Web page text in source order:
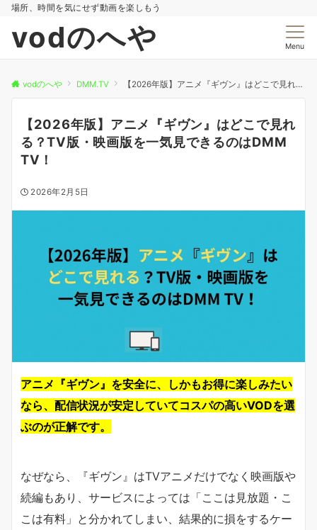
場所、時間を気にせず動画を楽しもう
vodのへや Menu
vodのへや DMM.TV 【2026年版】アニメ『ギヴン』はどこで見れる？TV版・映画版を一気見できるのはDMM TV！
【2026年版】アニメ『ギヴン』はどこで見れ
る？TV版・映画版を一気見できるのはDMM
TV！
2026年2月5日
アニメ『ギヴン』を安全に、しかもお得に楽しみたい
なら、配信状況が安定していてコスパの高いVODを選
ぶのが正解です。
なぜなら、『ギヴン』はTVアニメだけでなく映画版や
続編もあり、サービスによっては「ここは見放題・こ
こは有料」と分かれてしまい、結果的に損をするケー